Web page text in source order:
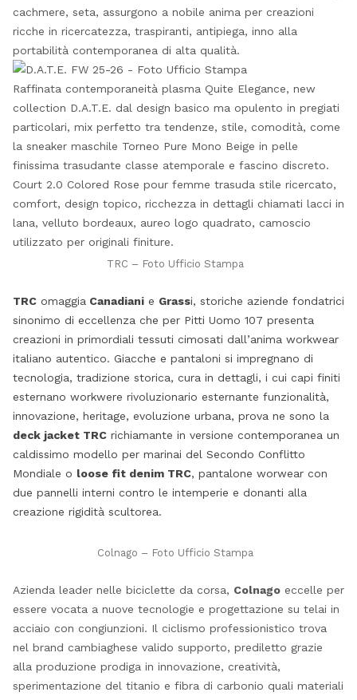
cachmere, seta, assurgono a nobile anima per creazioni
ricche in ricercatezza, traspiranti, antipiega, inno alla
portabilità contemporanea di alta qualità.
Raffinata contemporaneità plasma Quite Elegance, new
collection D.A.T.E. dal design basico ma opulento in pregiati
particolari, mix perfetto tra tendenze, stile, comodità, come
la sneaker maschile Torneo Pure Mono Beige in pelle
finissima trasudante classe atemporale e fascino discreto.
Court 2.0 Colored Rose pour femme trasuda stile ricercato,
comfort, design topico, ricchezza in dettagli chiamati lacci in
lana, velluto bordeaux, aureo logo quadrato, camoscio
utilizzato per originali finiture.
TRC – Foto Ufficio Stampa
TRComaggia Canadianie Grassi, storiche aziende fondatrici
sinonimo di eccellenza che per Pitti Uomo 107 presenta
creazioni in primordiali tessuti cimosati dall’anima workwear
italiano autentico. Giacche e pantaloni si impregnano di
tecnologia, tradizione storica, cura in dettagli, i cui capi finiti
esternano workwere rivoluzionario esternante funzionalità,
innovazione, heritage, evoluzione urbana, prova ne sono la
deck jacketTRCrichiamante in versione contemporanea un
caldissimo modello per marinai del Secondo Conflitto
Mondiale o loose fit denim TRC, pantalone worwear con
due pannelli interni contro le intemperie e donanti alla
creazione rigidità scultorea.
Colnago – Foto Ufficio Stampa
Azienda leader nelle biciclette da corsa, Colnagoeccelle per
essere vocata a nuove tecnologie e progettazione su telai in
acciaio con congiunzioni. Il ciclismo professionistico trova
nel brand cambiaghese valido supporto, prediletto grazie
alla produzione prodiga in innovazione, creatività,
sperimentazione del titanio e fibra di carbonio quali materiali